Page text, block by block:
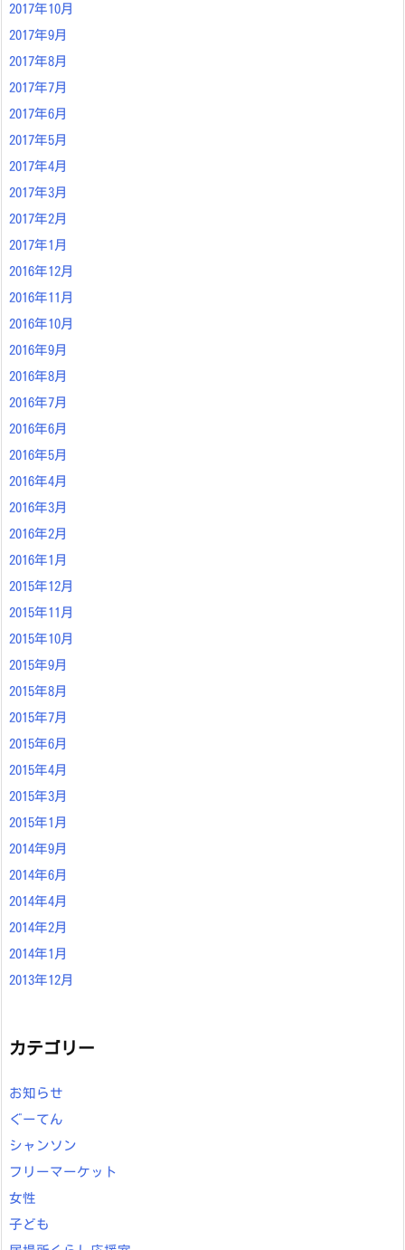
2017年10月
2017年9月
2017年8月
2017年7月
2017年6月
2017年5月
2017年4月
2017年3月
2017年2月
2017年1月
2016年12月
2016年11月
2016年10月
2016年9月
2016年8月
2016年7月
2016年6月
2016年5月
2016年4月
2016年3月
2016年2月
2016年1月
2015年12月
2015年11月
2015年10月
2015年9月
2015年8月
2015年7月
2015年6月
2015年4月
2015年3月
2015年1月
2014年9月
2014年6月
2014年4月
2014年2月
2014年1月
2013年12月
カテゴリー
お知らせ
ぐーてん
シャンソン
フリーマーケット
女性
子ども